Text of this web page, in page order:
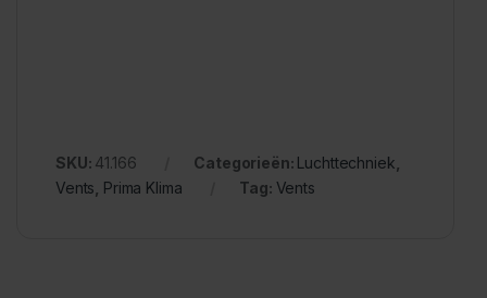
SKU: 41.166 Categorieën: Luchttechniek
Vents Prima Klima Tag: Vents